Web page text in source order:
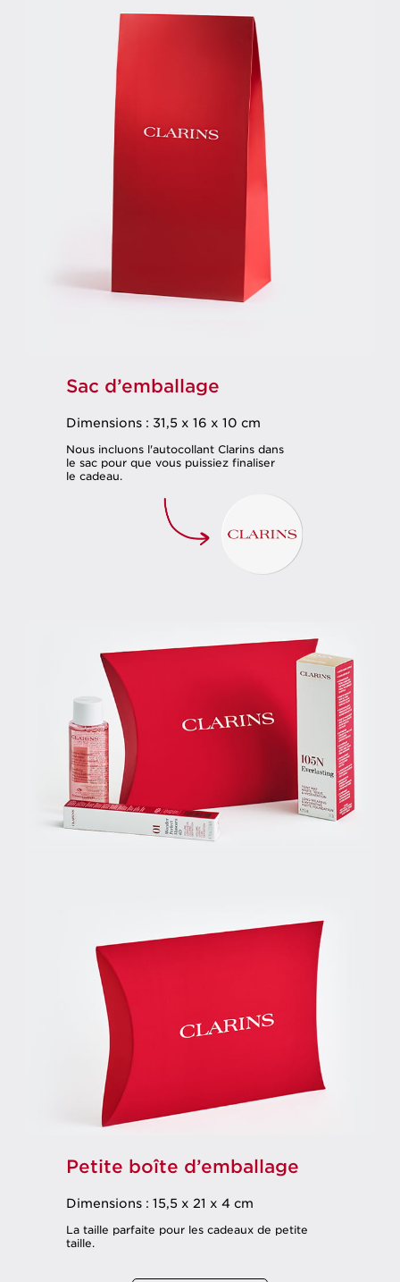
Sac d’emballage
Dimensions : 31,5 x 16 x 10 cm
Nous incluons l'autocollant Clarins dans
le sac pour que vous puissiez finaliser
le cadeau.
Petite boîte d’emballage
Dimensions : 15,5 x 21 x 4 cm
La taille parfaite pour les cadeaux de petite
taille.